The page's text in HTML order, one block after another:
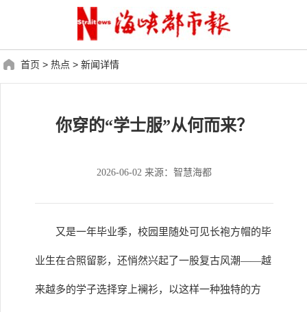
首页 > 热点 > 新闻详情
你穿的“学士服”从何而来？
2026-06-02 来源：智慧海都
又是一年毕业季，校园里随处可见长袍方帽的毕
业生在合照留影，还悄然兴起了一股复古风潮——越
来越多的学子选择穿上襕衫，以这样一种独特的方